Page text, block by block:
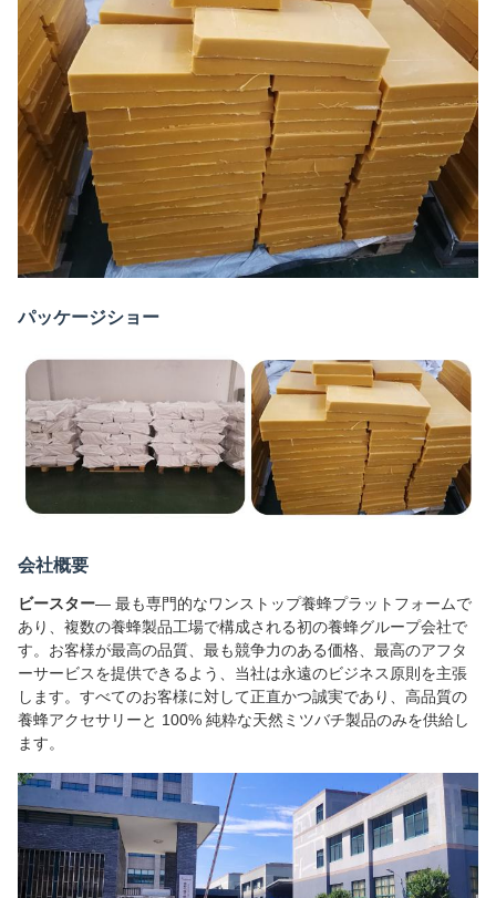
パッケージショー
会社概要
ビースター— 最も専門的なワンストップ養蜂プラットフォームで
あり、複数の養蜂製品工場で構成される初の養蜂グループ会社で
す。お客様が最高の品質、最も競争力のある価格、最高のアフタ
ーサービスを提供できるよう、当社は永遠のビジネス原則を主張
します。すべてのお客様に対して正直かつ誠実であり、高品質の
養蜂アクセサリーと 100% 純粋な天然ミツバチ製品のみを供給し
ます。